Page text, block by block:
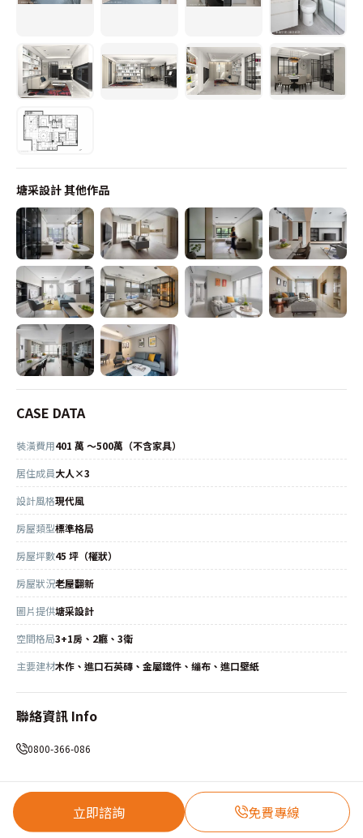
塘采設計其他作品
CASE DATA
裝潢費用401 萬 ～500萬（不含家具）
居住成員大人×3
設計風格現代風
房屋類型標準格局
房屋坪數45 坪（權狀）
房屋狀況老屋翻新
圖片提供塘采設計
空間格局3+1房、2廳、3衛
主要建材木作、進口石英磚、金屬鐵件、繃布、進口壁紙
聯絡資訊 Info
0800-366-086
立即諮詢 免費專線